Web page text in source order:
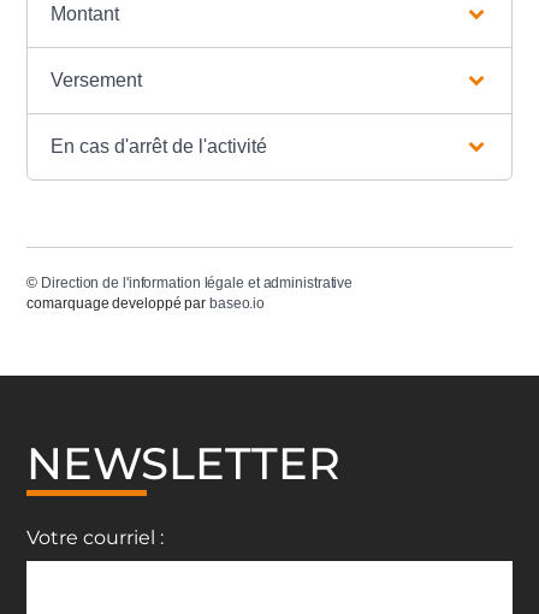
Montant
Versement
En cas d'arrêt de l'activité
© Direction de l'information légale et administrative
comarquage developpé par baseo.io
NEWSLETTER
Votre courriel :